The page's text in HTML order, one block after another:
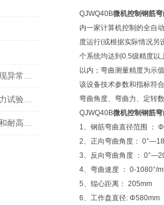
淋雨防水等级试验箱的出现异常怎样解决
双柱结构的新能源材料拉力试验机的优势和劣势分别是什么？
微机控制立式扭转试验台和耐高温材料拉伸试验机的区别是什么？
QJWQ40B微机控制钢筋
内一家计算机控制的全自
度运行(或根据实际情况另
个系统均达到0.5级精度以
以内；弯曲测量精度为示
该设备技术参数和指标符
弯曲角度、弯曲力、定转
QJWQ40B微机控制钢筋
1、钢筋弯曲直径范围 ：
2、正向弯曲角度：
3、反向弯曲角度 ：
4、弯曲速度 ： 0-1080°/
5、辊心距离： 205mm
6、工作盘直径: Φ580mm